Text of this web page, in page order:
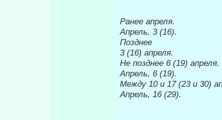
Ранее апреля.
Апрель, 3 (16).
Позднее
3 (16) апреля.
Не позднее 6 (19) апреля.
Апрель, 6 (19).
Между 10 и 17 (23 и 30)
Апрель, 16 (29).